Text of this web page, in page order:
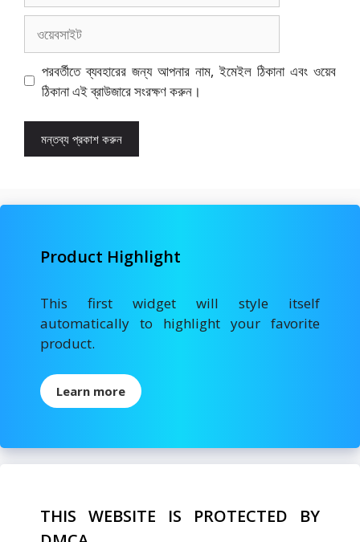
পরবর্তীতে ব্যবহারের জন্য আপনার নাম, ইমেইল ঠিকানা এবং ওয়েব
ঠিকানা এই ব্রাউজারে সংরক্ষণ করুন।
Product Highlight
This first widget will style itself
automatically to highlight your favorite
product.
Learn more
THIS WEBSITE IS PROTECTED BY